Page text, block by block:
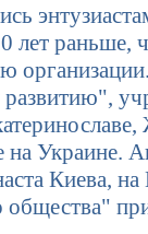
раньше,
Украине.
Киева,